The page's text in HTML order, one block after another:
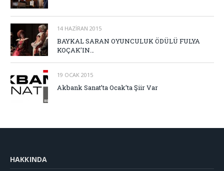
14 HAZIRAN 2015
BAYKAL SARAN OYUNCULUK ÖDÜLÜ FULYA
KOÇAK’IN…
19 OCAK 2015
Akbank Sanat’ta Ocak’ta Şiir Var
HAKKINDA